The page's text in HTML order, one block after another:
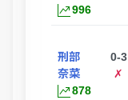
996
刑部
奈菜
878
0-3
✗